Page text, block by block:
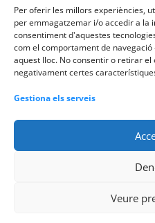
Per oferir les millors experiències,
per emmagatzemar i/o accedir a la
consentiment d'aquestes
com el comportament de
aquest lloc. No consentir o retirar
negativament certes
Gestiona els serveis
Veure
Telèfon:
Email:
Registre d'activitats|